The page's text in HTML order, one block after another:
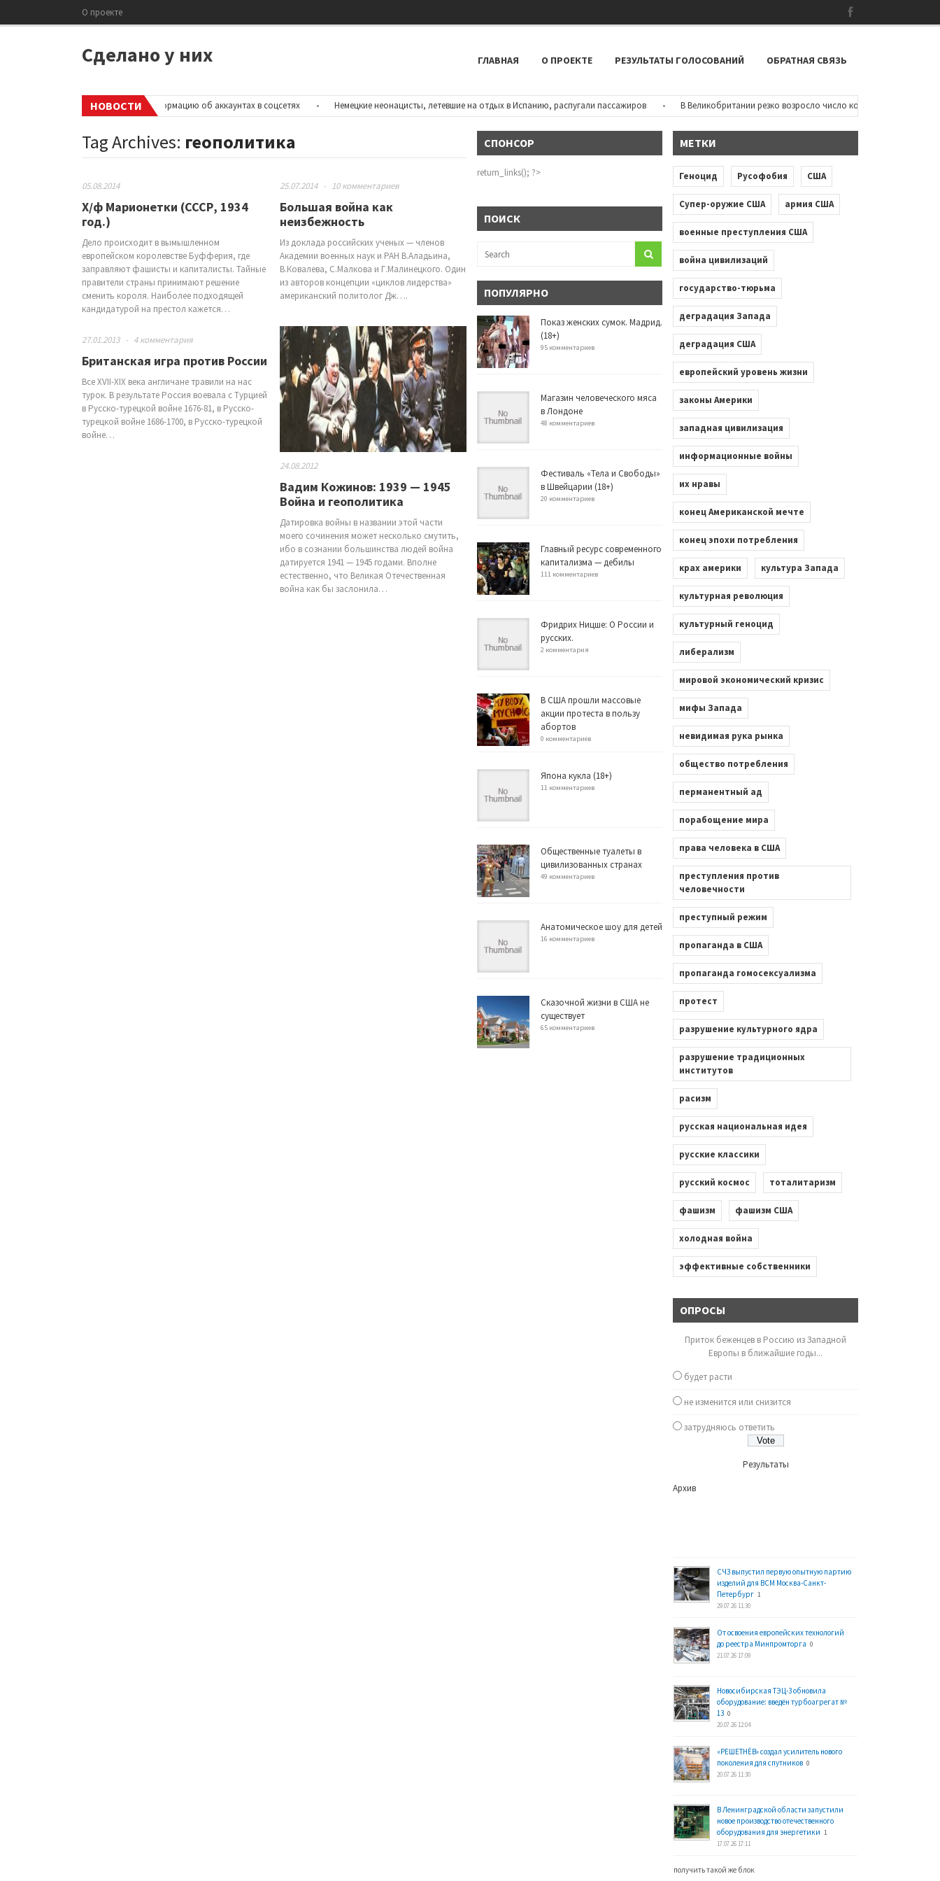
О проекте
Сделано у них ГЛАВНАЯ О ПРОЕКТЕ РЕЗУЛЬТАТЫ ГОЛОСОВАНИЙ ОБРАТНАЯ СВЯЗЬ
НОВОСТИ
визу в страну раскрыть информацию об аккаунтах в соцсетях • Немецкие неонацисты, летевшие на отдых в Испанию, распугали пассажиров • В Великобритании резко возросло число конфликтов на расовой
Tag Archives: геополитика
05.08.2014
Х/ф Марионетки (СССР, 1934
год.)
Дело происходит в вымышленном
европейском королевстве Буфферия, где
заправляют фашисты и капиталисты. Тайные
правители страны принимают решение
сменить короля. Наиболее подходящей
кандидатурой на престол кажется…
25.07.2014 - 10 комментариев
Большая война как
неизбежность
Из доклада российских ученых — членов
Академии военных наук и РАН В.Аладьина,
В.Ковалева, С.Малкова и Г.Малинецкого. Один
из авторов концепции «циклов лидерства»
американский политолог Дж….
27.01.2013 - 4 комментария
Британская игра против России
Все XVII-ХIХ века англичане травили на нас
турок. В результате Россия воевала с Турцией
в Русско-турецкой войне 1676-81, в Русско-
турецкой войне 1686-1700, в Русско-турецкой
войне…
24.08.2012
Вадим Кожинов: 1939 — 1945
Война и геополитика
Датировка войны в названии этой части
моего сочинения может несколько смутить,
ибо в сознании большинства людей война
датируется 1941 — 1945 годами. Вполне
естественно, что Великая Отечественная
война как бы заслонила…
СПОНСОР
return_links(); ?>
ПОИСК
ПОПУЛЯРНО
Показ женских сумок. Мадрид.
(18+)
95 комментариев
Магазин человеческого мяса
в Лондоне
48 комментариев
Фестиваль «Тела и Свободы»
в Швейцарии (18+)
20 комментариев
Главный ресурс современного
капитализма — дебилы
111 комментариев
Фридрих Ницше: О России и
русских.
2 комментария
В США прошли массовые
акции протеста в пользу
абортов
0 комментариев
Япона кукла (18+)
11 комментариев
Общественные туалеты в
цивилизованных странах
49 комментариев
Анатомическое шоу для детей
16 комментариев
Сказочной жизни в США не
существует
65 комментариев
МЕТКИ
Геноцид Русофобия США
Супер-оружие США армия США
военные преступления США
война цивилизаций
государство-тюрьма
деградация Запада
деградация США
европейский уровень жизни
законы Америки
западная цивилизация
информационные войны
их нравы
конец Американской мечте
конец эпохи потребления
крах америки культура Запада
культурная революция
культурный геноцид
либерализм
мировой экономический кризис
мифы Запада
невидимая рука рынка
общество потребления
перманентный ад
порабощение мира
права человека в США
преступления против
человечности
преступный режим
пропаганда в США
пропаганда гомосексуализма
протест
разрушение культурного ядра
разрушение традиционных
институтов
расизм
русская национальная идея
русские классики
русский космос тоталитаризм
фашизм фашизм США
холодная война
эффективные собственники
ОПРОСЫ
Приток беженцев в Россию из Западной
Европы в ближайшие годы...
будет расти
не изменится или снизится
затрудняюсь ответить
Результаты
Архив
СЧЗ выпустил первую опытную партию
изделий для ВСМ Москва-Санкт-
Петербург 1
29.07.26 11:30
От освоения европейских технологий
до реестра Минпромторга 0
21.07.26 17:09
Новосибирская ТЭЦ-3 обновила
оборудование: введён турбоагрегат №
13 0
20.07.26 12:04
«РЕШЕТНЁВ» создал усилитель нового
поколения для спутников 0
20.07.26 11:30
В Ленинградской области запустили
новое производство отечественного
оборудования для энергетики 1
17.07.26 17:11
получить такой же блок